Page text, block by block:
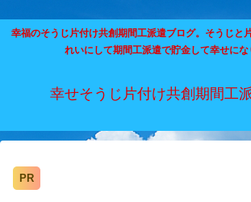
幸福のそうじ片付け共創期間工派遣ブログ。そうじと
れいにして期間工派遣で貯金して幸せにな
幸せそうじ片付け共創期間工
PR